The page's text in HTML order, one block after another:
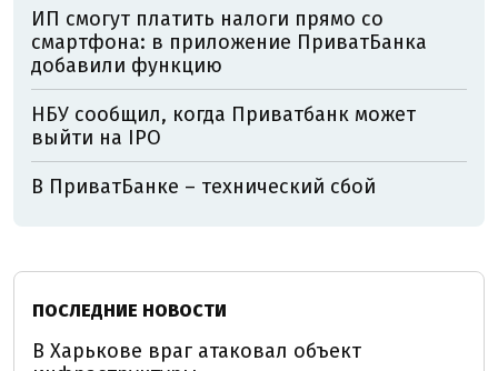
ИП смогут платить налоги прямо со
смартфона: в приложение ПриватБанка
добавили функцию
НБУ сообщил, когда Приватбанк может
выйти на IPO
В ПриватБанке – технический сбой
ПОСЛЕДНИЕ НОВОСТИ
В Харькове враг атаковал объект